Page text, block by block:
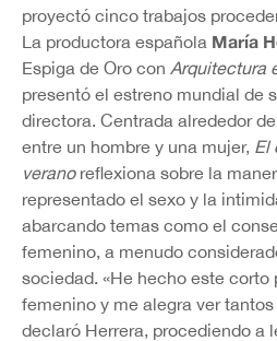
proyectó cinco trabajos
La productora española María
Espiga de Oro con Arquitectura
presentó el estreno mundial de
directora. Centrada alrededor
entre un hombre y una mujer, El
veranoreflexiona sobre la
representado el sexo y la
abarcando temas como el
femenino, a menudo
sociedad. «He hecho este
femenino y me alegra ver
declaró Herrera, procediendo a